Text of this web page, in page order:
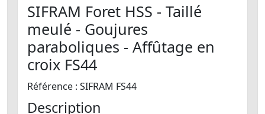
SIFRAM Foret HSS - Taillé
meulé - Goujures
paraboliques - Affûtage en
croix FS44
Référence : SIFRAM FS44
Description